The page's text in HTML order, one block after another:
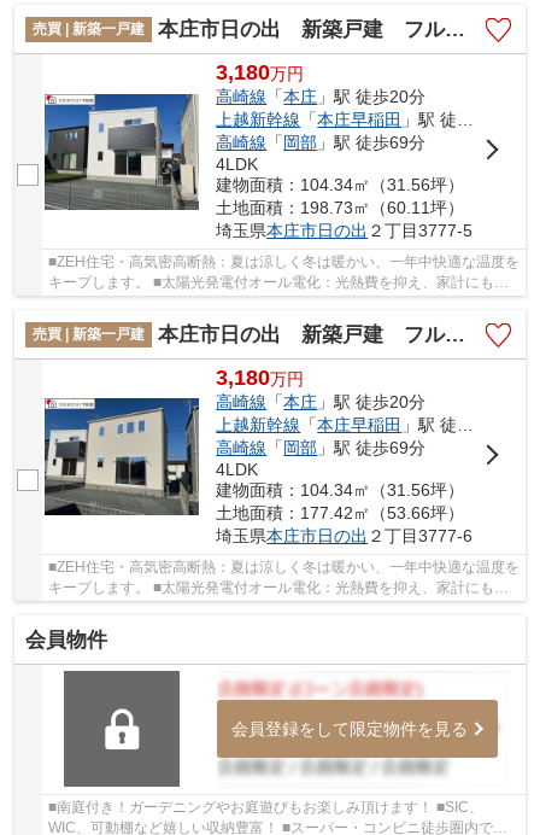
売買 | 新築一戸建
本庄市日の出 新築戸建 フルクラシル 全3棟 B号棟
3,180万円
高崎線 「本庄 」駅 徒歩20分
上越新幹線 「本庄早稲田 」駅 徒歩43分
高崎線 「岡部 」駅 徒歩69分
4LDK
建物面積：104.34㎡（31.56坪）
土地面積：198.73㎡（60.11坪）
埼玉県本庄市日の出 ２丁目3777-5
■ZEH住宅・高気密高断熱：夏は涼しく冬は暖かい、一年中快適な温度を
キープします。 ■太陽光発電付オール電化：光熱費を抑え、家計にも環
売買 | 新築一戸建
本庄市日の出 新築戸建 フルクラシル 全3棟 C号棟
3,180万円
高崎線 「本庄 」駅 徒歩20分
上越新幹線 「本庄早稲田 」駅 徒歩43分
高崎線 「岡部 」駅 徒歩69分
4LDK
建物面積：104.34㎡（31.56坪）
土地面積：177.42㎡（53.66坪）
埼玉県本庄市日の出 ２丁目3777-6
■ZEH住宅・高気密高断熱：夏は涼しく冬は暖かい、一年中快適な温度を
キープします。 ■太陽光発電付オール電化：光熱費を抑え、家計にも環
会員物件
会員登録をして限定物件を見る
■南庭付き！ガーデニングやお庭遊びもお楽しみ頂けます！ ■SIC、
WIC、可動棚など嬉しい収納豊富！ ■スーパー・コンビニ徒歩圏内で買